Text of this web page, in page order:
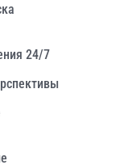
24/7